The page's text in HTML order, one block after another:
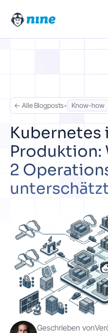
Case Studies
Über uns
Los
← Alle Blogposts• Know-how
Kubernetes
Produktion:
2
Geschrieben von